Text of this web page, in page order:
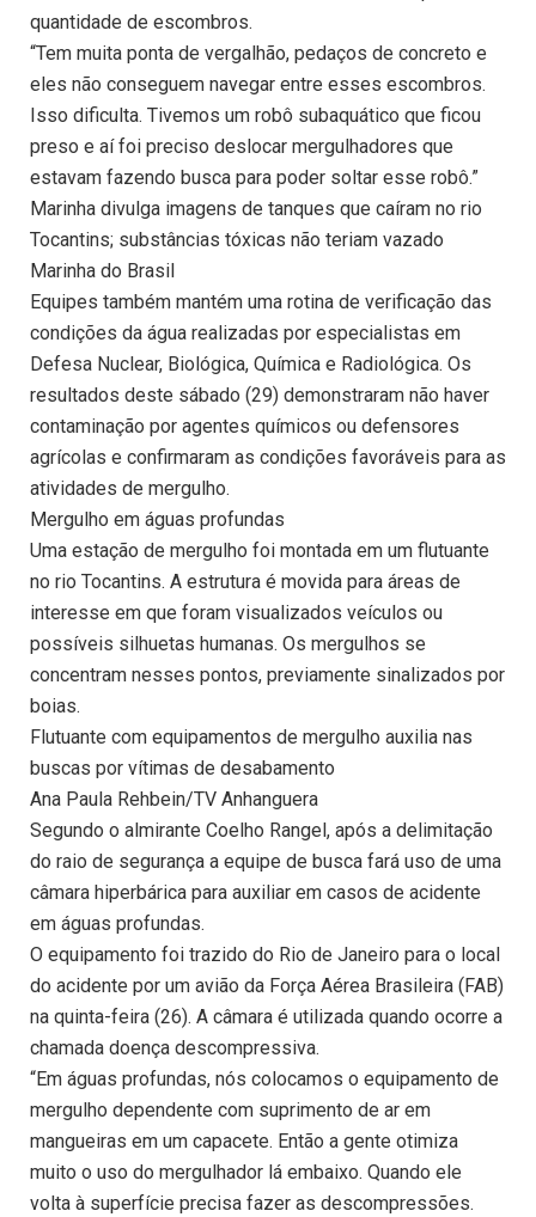
quantidade de escombros.
“Tem muita ponta de vergalhão, pedaços de concreto e
eles não conseguem navegar entre esses escombros.
Isso dificulta. Tivemos um robô subaquático que ficou
preso e aí foi preciso deslocar mergulhadores que
estavam fazendo busca para poder soltar esse robô.”
Marinha divulga imagens de tanques que caíram no rio
Tocantins; substâncias tóxicas não teriam vazado
Marinha do Brasil
Equipes também mantém uma rotina de verificação das
condições da água realizadas por especialistas em
Defesa Nuclear, Biológica, Química e Radiológica. Os
resultados deste sábado (29) demonstraram não haver
contaminação por agentes químicos ou defensores
agrícolas e confirmaram as condições favoráveis para as
atividades de mergulho.
Mergulho em águas profundas
Uma estação de mergulho foi montada em um flutuante
no rio Tocantins. A estrutura é movida para áreas de
interesse em que foram visualizados veículos ou
possíveis silhuetas humanas. Os mergulhos se
concentram nesses pontos, previamente sinalizados por
boias.
Flutuante com equipamentos de mergulho auxilia nas
buscas por vítimas de desabamento
Ana Paula Rehbein/TV Anhanguera
Segundo o almirante Coelho Rangel, após a delimitação
do raio de segurança a equipe de busca fará uso de uma
câmara hiperbárica para auxiliar em casos de acidente
em águas profundas.
O equipamento foi trazido do Rio de Janeiro para o local
do acidente por um avião da Força Aérea Brasileira (FAB)
na quinta-feira (26). A câmara é utilizada quando ocorre a
chamada doença descompressiva.
“Em águas profundas, nós colocamos o equipamento de
mergulho dependente com suprimento de ar em
mangueiras em um capacete. Então a gente otimiza
muito o uso do mergulhador lá embaixo. Quando ele
volta à superfície precisa fazer as descompressões.